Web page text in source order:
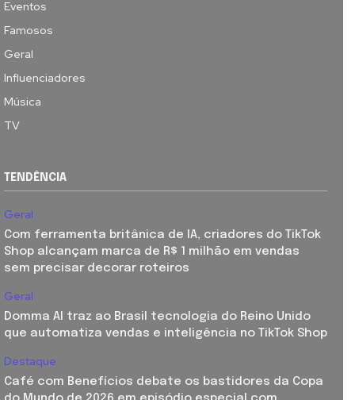
Eventos
Famosos
Geral
Influenciadores
Música
TV
TENDÊNCIA
Geral
Com ferramenta britânica de IA, criadores do TikTok
Shop alcançam marca de R$ 1 milhão em vendas
sem precisar decorar roteiros
Geral
Domma AI traz ao Brasil tecnologia do Reino Unido
que automatiza vendas e inteligência no TikTok Shop
Destaque
Café com Benefícios debate os bastidores da Copa